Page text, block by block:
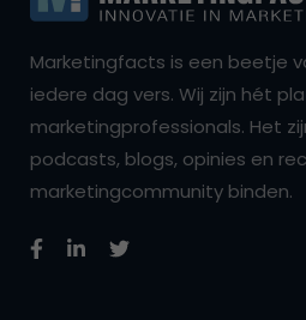
Marketingfacts is een beetje
iedere dag vers. Wij zijn hét
marketingprofessionals. Het
podcasts, blogs, opinies en
marketingcommunity binden.